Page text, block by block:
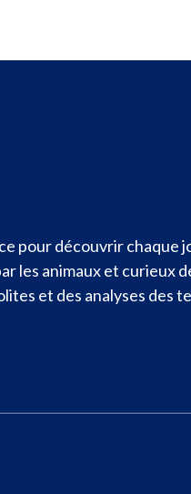
pour découvrir chaque
les animaux et curieux
et des analyses des